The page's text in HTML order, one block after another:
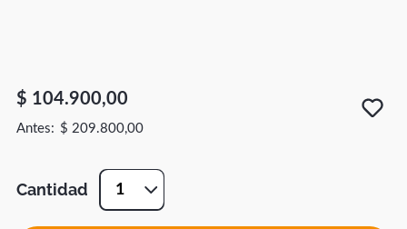
$ 104.900,00
$ 209.800,00
Cantidad 1